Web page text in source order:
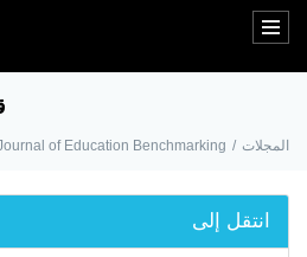
المجلات /
of Education Benchmarking
انتقل إلى